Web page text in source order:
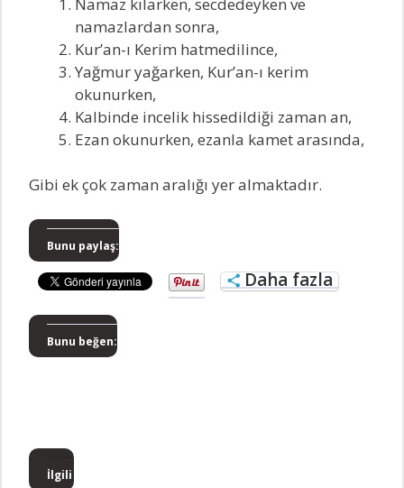
namazlardan sonra,
Kur’an-ı Kerim hatmedilince,
Yağmur yağarken, Kur’an-ı kerim
okunurken,
Kalbinde incelik hissedildiği zaman an,
Ezan okunurken, ezanla kamet arasında,
Gibi ek çok zaman aralığı yer almaktadır.
Bunu paylaş:
Daha fazla
Bunu beğen:
İlgili